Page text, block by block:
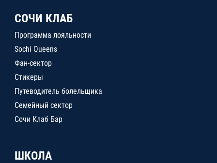
СОЧИ КЛАБ
Программа лояльности
Sochi Queens
Фан-сектор
Стикеры
Путеводитель болельщика
Семейный сектор
Сочи Клаб Бар
ШКОЛА